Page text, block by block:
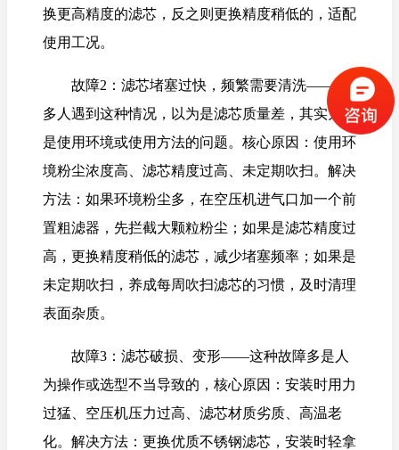
换更高精度的滤芯，反之则更换精度稍低的，适配
使用工况。
故障2：滤芯堵塞过快，频繁需要清洗——很
多人遇到这种情况，以为是滤芯质量差，其实大多
是使用环境或使用方法的问题。核心原因：使用环
境粉尘浓度高、滤芯精度过高、未定期吹扫。解决
方法：如果环境粉尘多，在空压机进气口加一个前
置粗滤器，先拦截大颗粒粉尘；如果是滤芯精度过
高，更换精度稍低的滤芯，减少堵塞频率；如果是
未定期吹扫，养成每周吹扫滤芯的习惯，及时清理
表面杂质。
故障3：滤芯破损、变形——这种故障多是人
为操作或选型不当导致的，核心原因：安装时用力
过猛、空压机压力过高、滤芯材质劣质、高温老
化。解决方法：更换优质不锈钢滤芯，安装时轻拿